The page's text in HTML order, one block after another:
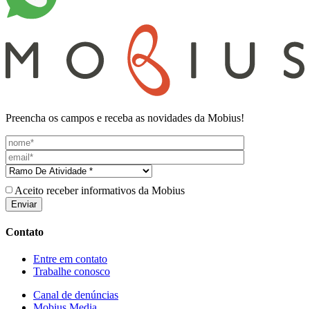
Preencha os campos e receba as novidades da Mobius!
Aceito receber informativos da Mobius
Contato
Entre em contato
Trabalhe conosco
Canal de denúncias